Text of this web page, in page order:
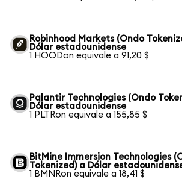
Robinhood Markets (Ondo
Dólar estadounidense
1 HOODon equivale a 91,20 $
Palantir Technologies (Ondo
Dólar estadounidense
1 PLTRon equivale a 155,85 $
BitMine Immersion Technologies
Tokenized) a Dólar
1 BMNRon equivale a 18,41 $